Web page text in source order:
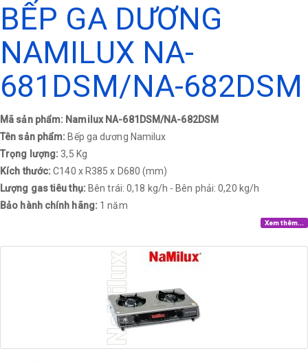
BẾP GA DƯƠNG
NAMILUX NA-
681DSM/NA-682DSM
Mã sản phẩm: Namilux NA-681DSM/NA-682DSM
Tên sản phẩm:Bếp ga dương Namilux
Trọng lượng: 3,5 Kg
Kích thước:C140 x R385 x D680 (mm)
Lượng gas tiêu thụ: Bên trái: 0,18 kg/h - Bên phải: 0,20 kg/h
Bảo hành chính hãng: 1 năm
Xem thêm...